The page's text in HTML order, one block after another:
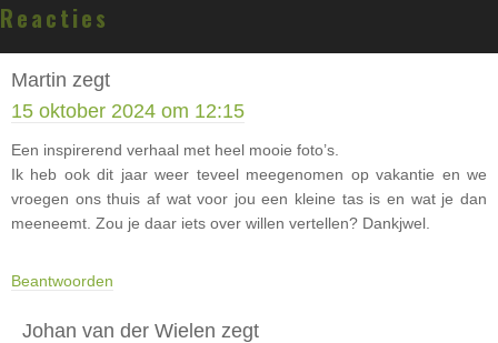
Interacties
Reacties
Martin zegt
15 oktober 2024 om 12:15
Een inspirerend verhaal met heel mooie foto’s.
Ik heb ook dit jaar weer teveel meegenomen op vakantie en we
vroegen ons thuis af wat voor jou een kleine tas is en wat je dan
meeneemt. Zou je daar iets over willen vertellen? Dankjwel.
Beantwoorden
Johan van der Wielen zegt